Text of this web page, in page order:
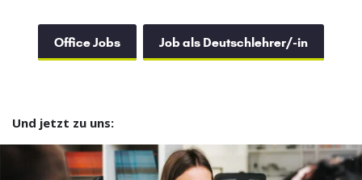
Office Jobs Job als Deutschlehrer/-in
Und jetzt zu uns: